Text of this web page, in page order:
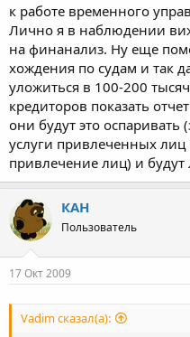
к работе временного
Лично я в наблюдении
на финанализ. Ну еще
хождения по судам и так
уложиться в 100-200
кредиторов показать
они будут это
услуги привлеченных
привлечение лиц) и
КАН
Пользователь
17 Окт 2009
Vadim сказал(а):